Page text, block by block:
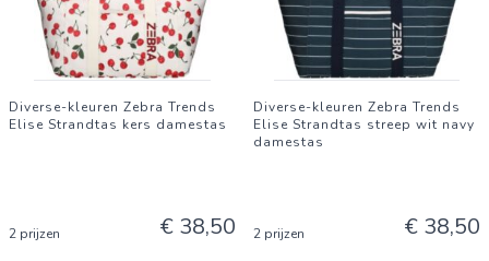
Diverse-kleuren Zebra Trends
Elise Strandtas kers damestas
2 prijzen € 38,50
Diverse-kleuren Zebra Trends
Elise Strandtas streep wit navy
damestas
2 prijzen € 38,50